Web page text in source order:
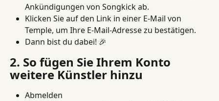
Ankündigungen von Songkick ab.
Klicken Sie auf den Link in einer E-Mail von
Temple, um Ihre E-Mail-Adresse zu bestätigen.
Dann bist du dabei! 🎉
2. So fügen Sie Ihrem Konto
weitere Künstler hinzu
Abmelden